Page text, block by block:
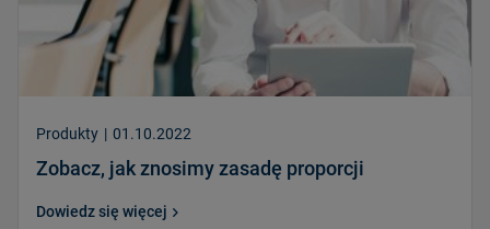
Produkty | 01.10.2022
Zobacz, jak znosimy zasadę proporcji
Dowiedz się więcej